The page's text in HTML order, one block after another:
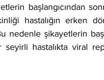
başlangıcından
hastalığın erken
nedenle şikayetlerin
seyirli hastalıkta viral